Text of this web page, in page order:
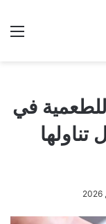
للطعمية في
تناولها